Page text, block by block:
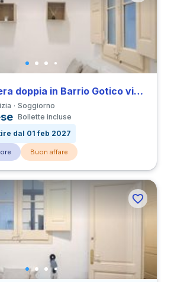
Luminoso camera doppia in Barrio Gotico vicino a all’Università UPF
Soggiorno
Bollette incluse
dal 01 feb 2027
Buon affare